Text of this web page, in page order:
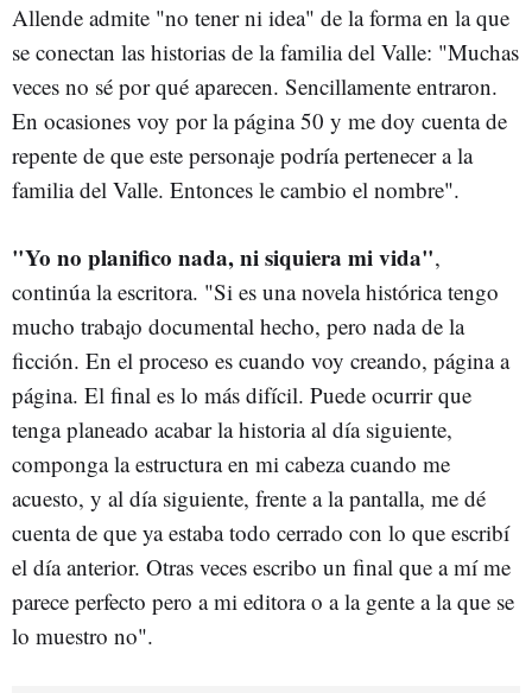
Allende admite "no tener ni idea" de la forma en la que
se conectan las historias de la familia del Valle: "Muchas
veces no sé por qué aparecen. Sencillamente entraron.
En ocasiones voy por la página 50 y me doy cuenta de
repente de que este personaje podría pertenecer a la
familia del Valle. Entonces le cambio el nombre".
"Yo no planifico nada, ni siquiera mi vida",
continúa la escritora. "Si es una novela histórica tengo
mucho trabajo documental hecho, pero nada de la
ficción. En el proceso es cuando voy creando, página a
página. El final es lo más difícil. Puede ocurrir que
tenga planeado acabar la historia al día siguiente,
componga la estructura en mi cabeza cuando me
acuesto, y al día siguiente, frente a la pantalla, me dé
cuenta de que ya estaba todo cerrado con lo que escribí
el día anterior. Otras veces escribo un final que a mí me
parece perfecto pero a mi editora o a la gente a la que se
lo muestro no".